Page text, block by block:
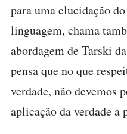
para uma elucidação
linguagem, chama
abordagem de Tarski
pensa que no que
verdade, não devemos
aplicação da verdade a